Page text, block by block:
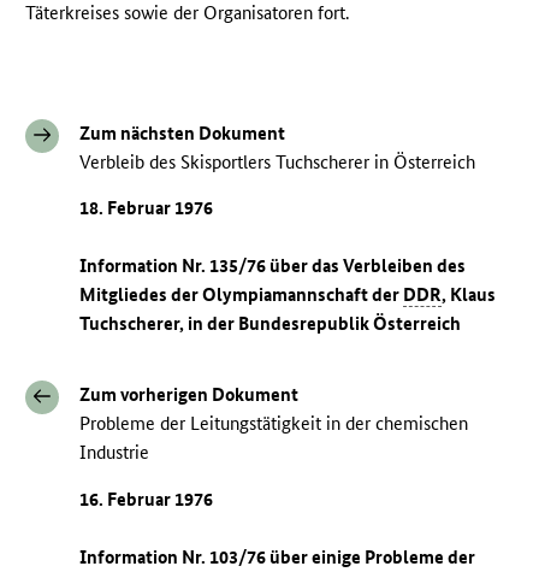
Täterkreises sowie der Organisatoren fort.
Zum nächsten Dokument
Verbleib des Skisportlers Tuchscherer in Österreich
18. Februar 1976
Information Nr. 135/76 über das Verbleiben des
Mitgliedes der Olympiamannschaft der DDR, Klaus
Tuchscherer, in der Bundesrepublik Österreich
Zum vorherigen Dokument
Probleme der Leitungstätigkeit in der chemischen
Industrie
16. Februar 1976
Information Nr. 103/76 über einige Probleme der